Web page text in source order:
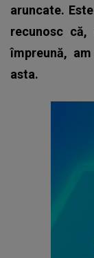
aruncate.
recunosc
împreună,
asta.